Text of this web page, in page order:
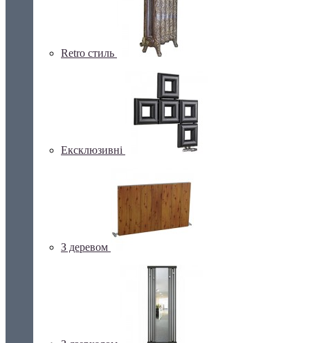
Retro стиль
Ексклюзивні
З деревом